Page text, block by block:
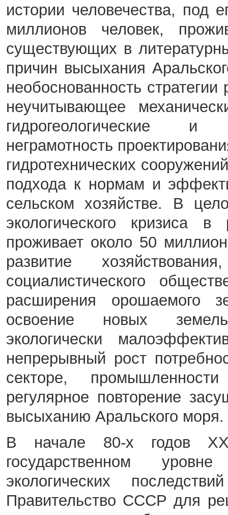
истории человечества, под
миллионов человек,
существующих в
причин высыхания
необоснованность
неучитывающее
гидрогеологические и
неграмотность
гидротехнических
подхода к нормам и
сельском хозяйстве. В
экологического кризиса
проживает около 50
развитие
социалистического
расширения орошаемого
освоение новых
экологически
непрерывный рост
секторе, промышленности
регулярное повторение
высыханию Аральского моря.
В начале 80-х годов
государственном
экологических
Правительство СССР для